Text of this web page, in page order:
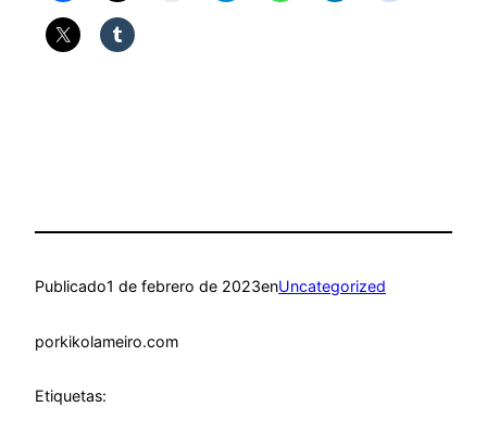
Publicado1 de febrero de 2023enUncategorized
porkikolameiro.com
Etiquetas: